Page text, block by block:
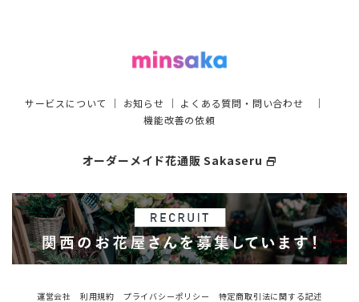
サービスについて ｜ お知らせ ｜ よくある質問・問い合わせ ｜
機能改善の依頼
オーダーメイド花通販 Sakaseru select_window
運営会社 利用規約 プライバシーポリシー 特定商取引法に関する記述